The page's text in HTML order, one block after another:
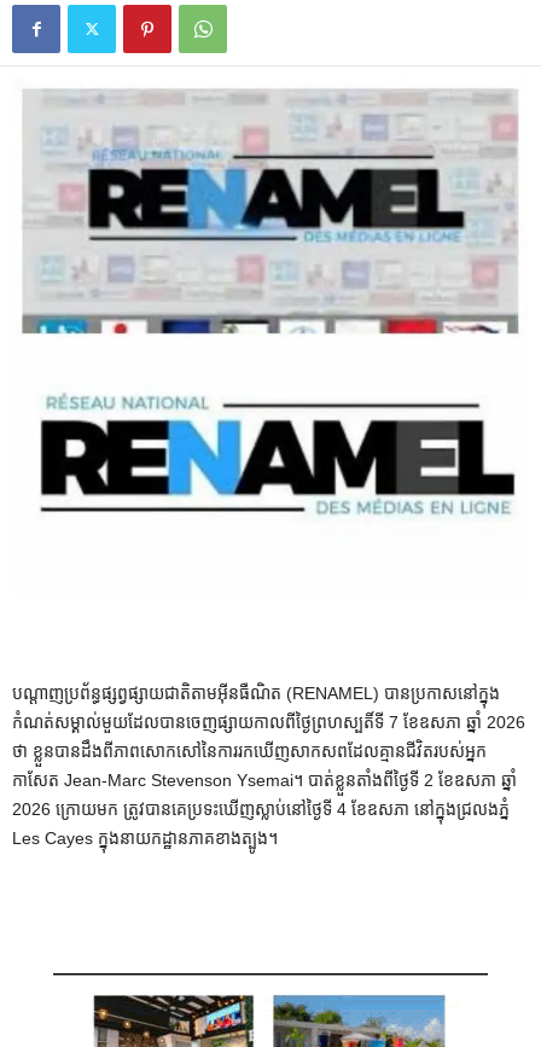
បណ្តាញប្រព័ន្ធផ្សព្វផ្សាយជាតិតាមអ៊ីនធឺណិត (RENAMEL) បានប្រកាសនៅក្នុង
កំណត់សម្គាល់មួយដែលបានចេញផ្សាយកាលពីថ្ងៃព្រហស្បតិ៍ទី 7 ខែឧសភា ឆ្នាំ 2026
ថា ខ្លួនបានដឹងពីភាពសោកសៅនៃការរកឃើញសាកសពដែលគ្មានជីវិតរបស់អ្នក
កាសែត Jean-Marc Stevenson Ysemai។ បាត់ខ្លួនតាំងពីថ្ងៃទី 2 ខែឧសភា ឆ្នាំ
2026 ក្រោយមក ត្រូវបានគេប្រទះឃើញស្លាប់នៅថ្ងៃទី 4 ខែឧសភា នៅក្នុងជ្រលងភ្នំ
Les Cayes ក្នុងនាយកដ្ឋានភាគខាងត្បូង។